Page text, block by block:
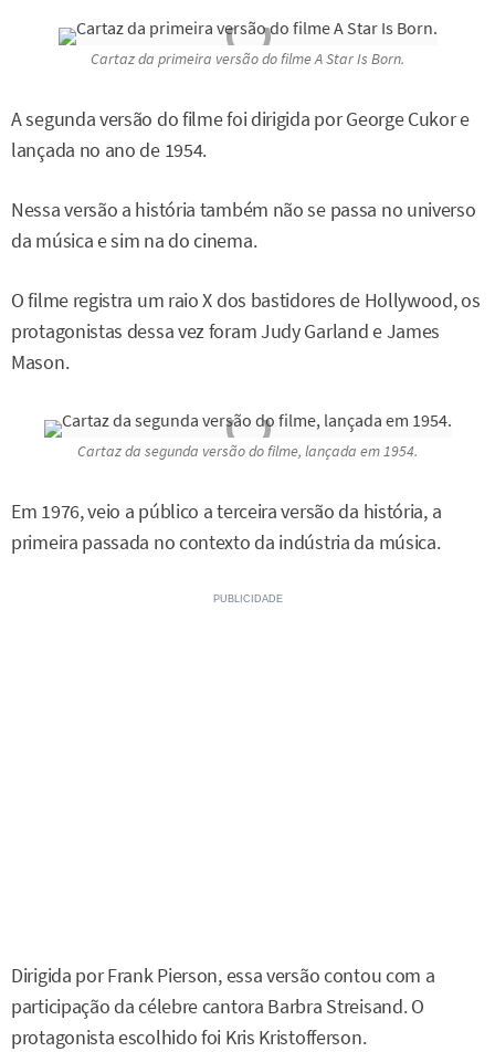
Cartaz da primeira versão do filmeA Star Is Born.
A segunda versão do filme foi dirigida por George Cukor e
lançada no ano de 1954.
Nessa versão a história também não se passa no universo
da música e sim na do cinema.
O filme registra um raio X dos bastidores de Hollywood, os
protagonistas dessa vez foram Judy Garland e James
Mason.
Cartaz da segunda versão do filme, lançada em 1954.
Em 1976, veio a público a terceira versão da história, a
primeira passada no contexto da indústria da música.
Dirigida por Frank Pierson, essa versão contou com a
participação da célebre cantora Barbra Streisand. O
protagonista escolhido foi Kris Kristofferson.